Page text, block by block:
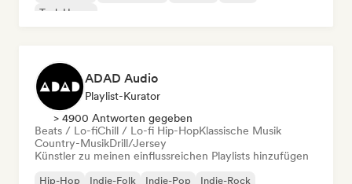
Tech House
ADAD Audio
Playlist-Kurator
> 4900 Antworten gegeben
Beats / Lo-fiChill / Lo-fi Hip-HopKlassische Musik
Country-MusikDrill/Jersey
Künstler zu meinen einflussreichen Playlists hinzufügen
Hip-Hop Indie-Folk Indie-Pop
Indie-Rock